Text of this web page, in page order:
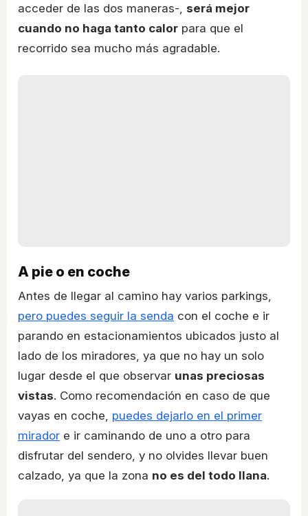
acceder de las dos maneras-, será mejor
cuando no haga tanto calor para que el
recorrido sea mucho más agradable.
A pie o en coche
Antes de llegar al camino hay varios parkings,
pero puedes seguir la senda con el coche e ir
parando en estacionamientos ubicados justo al
lado de los miradores, ya que no hay un solo
lugar desde el que observar unas preciosas
vistas. Como recomendación en caso de que
vayas en coche, puedes dejarlo en el primer
mirador e ir caminando de uno a otro para
disfrutar del sendero, y no olvides llevar buen
calzado, ya que la zona no es del todo llana.